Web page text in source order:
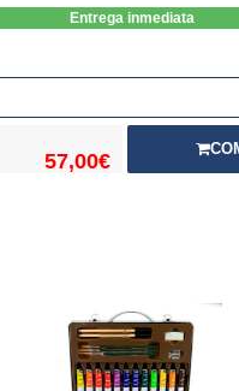
Entrega inmediata
57,00€